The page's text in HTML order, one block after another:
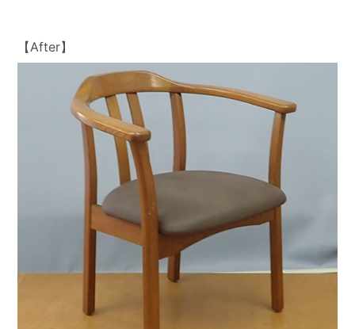
【After】